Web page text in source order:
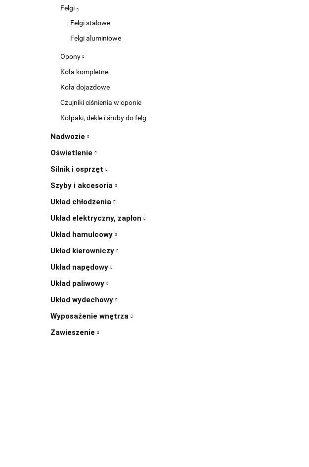
Felgi
Felgi stalowe
Felgi aluminiowe
Opony
Koła kompletne
Koła dojazdowe
Czujniki ciśnienia w oponie
Kołpaki, dekle i śruby do felg
Nadwozie
Oświetlenie
Silnik i osprzęt
Szyby i akcesoria
Układ chłodzenia
Układ elektryczny, zapłon
Układ hamulcowy
Układ kierowniczy
Układ napędowy
Układ paliwowy
Układ wydechowy
Wyposażenie wnętrza
Zawieszenie